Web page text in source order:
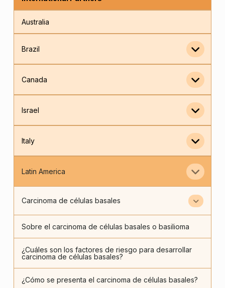
Australia
Brazil
Canada
Israel
Italy
Latin America
Carcinoma de células basales
Sobre el carcinoma de células basales o basilioma
¿Cuáles son los factores de riesgo para desarrollar
carcinoma de células basales?
¿Cómo se presenta el carcinoma de células basales?